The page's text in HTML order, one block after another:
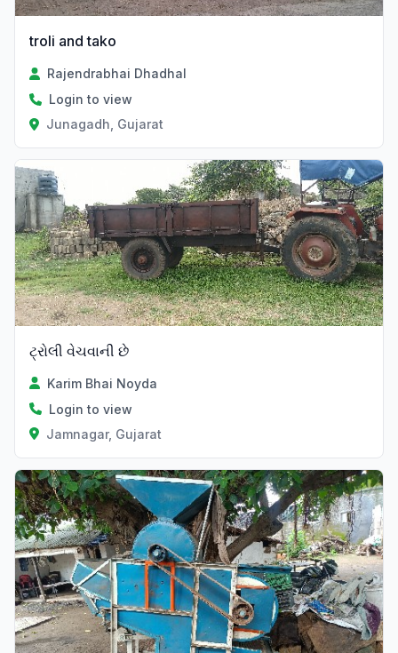
troli and tako
Rajendrabhai Dhadhal
Login to view
Junagadh, Gujarat
ટ્રોલી વેચવાની છે
Karim Bhai Noyda
Login to view
Jamnagar, Gujarat